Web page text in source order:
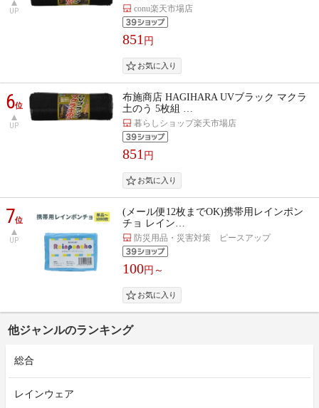
UP conu楽天市場店
851 円
6位
UP
布施商店 HAGIHARA UVブラック マクラ
土のう 5枚組 …
暮らしショップ楽天市場店
851 円
7位
UP
(メール便12枚までOK)携帯用レインポン
チョ レイン…
防災用品・災害対策 ピースアップ
100円～
他ジャンルのランキング
総合
レインウェア